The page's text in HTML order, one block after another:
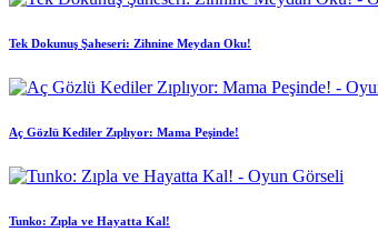
Tek Dokunuş Şaheseri: Zihnine Meydan Oku!
Aç Gözlü Kediler Zıplıyor: Mama Peşinde!
Tunko: Zıpla ve Hayatta Kal!